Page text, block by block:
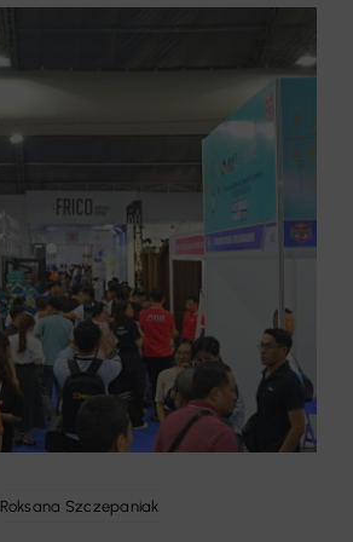
Roksana Szczepaniak